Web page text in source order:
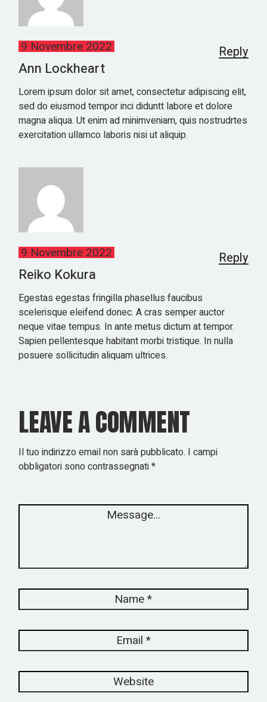
9 Novembre 2022
Ann Lockheart
Lorem ipsum dolor sit amet, consectetur adipiscing elit,
sed do eiusmod tempor inci diduntt labore et dolore
magna aliqua. Ut enim ad minimveniam, quis nostrudrtes
exercitation ullamco laboris nisi ut aliquip.
Reply
9 Novembre 2022
Reiko Kokura
Egestas egestas fringilla phasellus faucibus
scelerisque eleifend donec. A cras semper auctor
neque vitae tempus. In ante metus dictum at tempor.
Sapien pellentesque habitant morbi tristique. In nulla
posuere sollicitudin aliquam ultrices.
Reply
LEAVE A COMMENT
Il tuo indirizzo email non sarà pubblicato. I campi
obbligatori sono contrassegnati*